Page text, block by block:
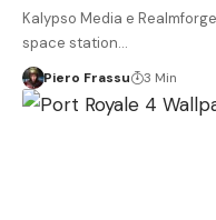
Kalypso Media e
space station…
Piero Frassu 3 Min